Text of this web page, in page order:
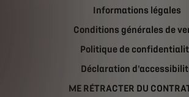
Informations légales
Conditions générales de
Politique de
Déclaration
ME RÉTRACTER DU